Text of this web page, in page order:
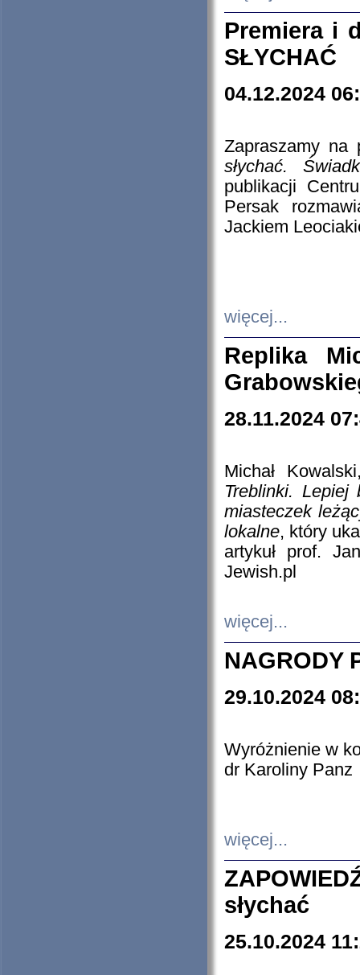
Premiera i
SŁYCHAĆ
04.12.2024
Zapraszamy
słychać.
publikacji
Persak
Jackiem
więcej...
Replika
28.11.2024
Michał
Treblinki. Lepiej
miasteczek
lokalne, który
artykuł prof.
Jewish.pl
więcej...
NAGRODY
29.10.2024
Wyróżnienie w
dr Karoliny Panz
więcej...
słychać
25.10.2024